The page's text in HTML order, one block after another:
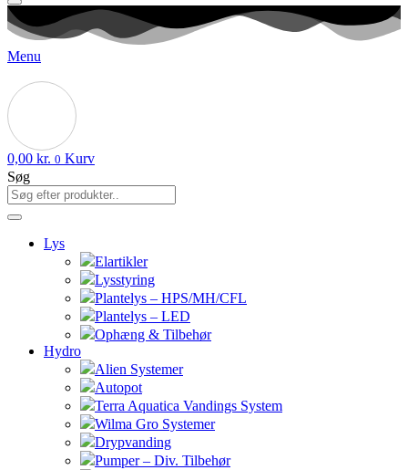
Menu
0,00 kr. 0 Kurv
Søg
Lys
Elartikler
Lysstyring
Plantelys – HPS/MH/CFL
Plantelys – LED
Ophæng & Tilbehør
Hydro
Alien Systemer
Autopot
Terra Aquatica Vandings System
Wilma Gro Systemer
Drypvanding
Pumper – Div. Tilbehør